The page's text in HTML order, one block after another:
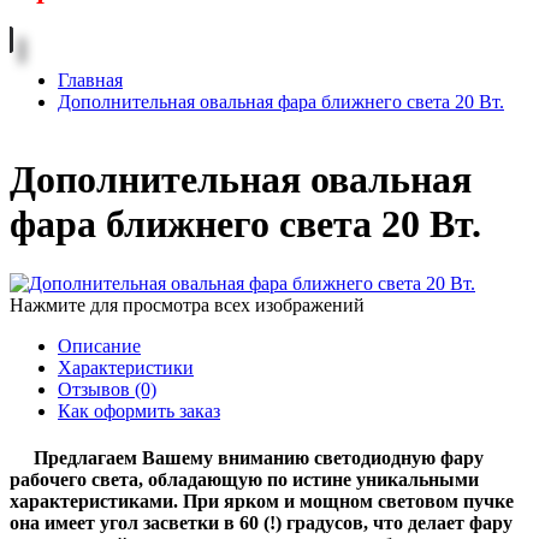
Главная
Дополнительная овальная фара ближнего света 20 Вт.
Дополнительная овальная
фара ближнего света 20 Вт.
Нажмите для просмотра всех изображений
Описание
Характеристики
Отзывов (0)
Как оформить заказ
Предлагаем Вашему вниманию светодиодную фару
рабочего света, обладающую по истине уникальными
характеристиками. При ярком и мощном световом пучке
она имеет угол засветки в 60 (!) градусов, что делает фару